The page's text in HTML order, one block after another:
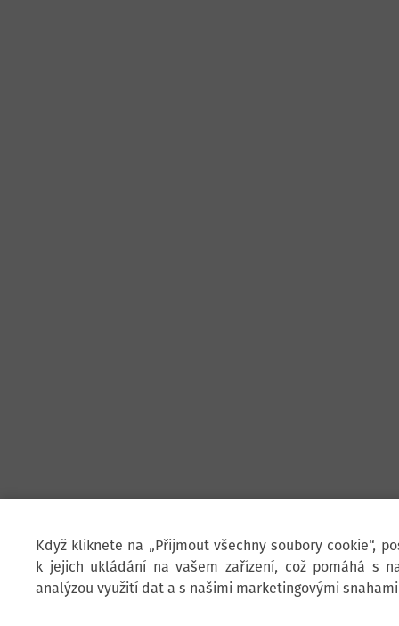
Když kliknete na „Přijmout všechny soubory cookie“,
k jejich ukládání na vašem zařízení, což pomáhá s
analýzou využití dat a s našimi marketingovými snahami